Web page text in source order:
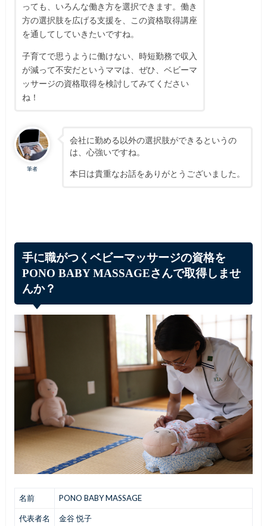
っても、いろんな働き方を選択できます。働き
方の選択肢を広げる支援を、この資格取得講座
を通してしていきたいですね。
子育てで思うように働けない、時短勤務で収入
が減って不安だというママは、ぜひ、ベビーマ
ッサージの資格取得を検討してみてください
ね！
筆者
会社に勤める以外の選択肢ができるというの
は、心強いですね。
本日は貴重なお話をありがとうございました。
手に職がつくベビーマッサージの資格を
PONO BABY MASSAGEさんで取得しませ
んか？
名前 PONO BABY MASSAGE
代表者名 金谷 悦子